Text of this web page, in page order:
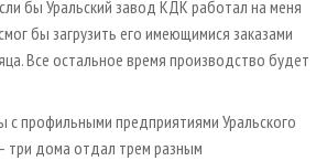
бы Уральский завод КДК работал на меня
бы загрузить его имеющимися заказами
Все остальное время производство будет
с профильными предприятиями Уральского
три дома отдал трем разным